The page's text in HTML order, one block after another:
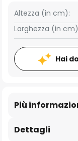
Larghezza (in
Altezza (in cm):
Hai
Dettagli
Più